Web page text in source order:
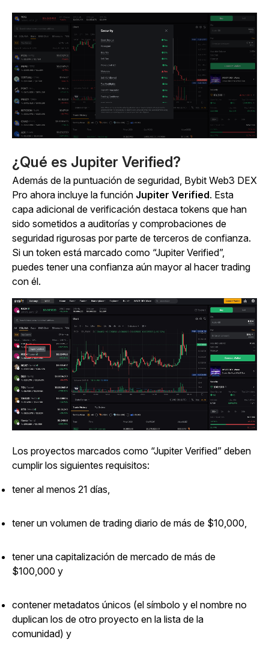
¿Qué es Jupiter Verified?
Además de la puntuación de seguridad, Bybit Web3 DEX
Pro ahora incluye la función Jupiter Verified. Esta
capa adicional de verificación destaca tokens que han
sido sometidos a auditorías y comprobaciones de
seguridad rigurosas por parte de terceros de confianza.
Si un token está marcado como “Jupiter Verified”,
puedes tener una confianza aún mayor al hacer trading
con él.
Los proyectos marcados como “Jupiter Verified” deben
cumplir los siguientes requisitos:
tener al menos 21 días,
tener un volumen de trading diario de más de $10,000,
tener una capitalización de mercado de más de
$100,000 y
contener metadatos únicos (el símbolo y el nombre no
duplican los de otro proyecto en la lista de la
comunidad) y